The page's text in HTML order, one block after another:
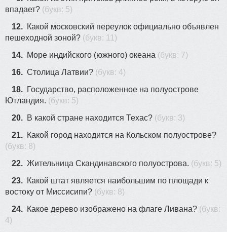
впадает? (букв: 5)
12. Какой московский переулок официально объявлен
пешеходной зоной? (букв: 11)
14. Море индийского (южного) океана (букв: 7)
16. Столица Латвии? (букв: 4)
18. Государство, расположенное на полуострове
Ютландия. (букв: 5)
20. В какой стране находится Техас? (букв: 3)
21. Какой город находится на Кольском полуострове?
(букв: 8)
22. Жительница Скандинавского полуострова. (букв: 5)
23. Какой штат является наибольшим по площади к
востоку от Миссисипи? (букв: 8)
24. Какое дерево изображено на флаге Ливана? (букв:
4)